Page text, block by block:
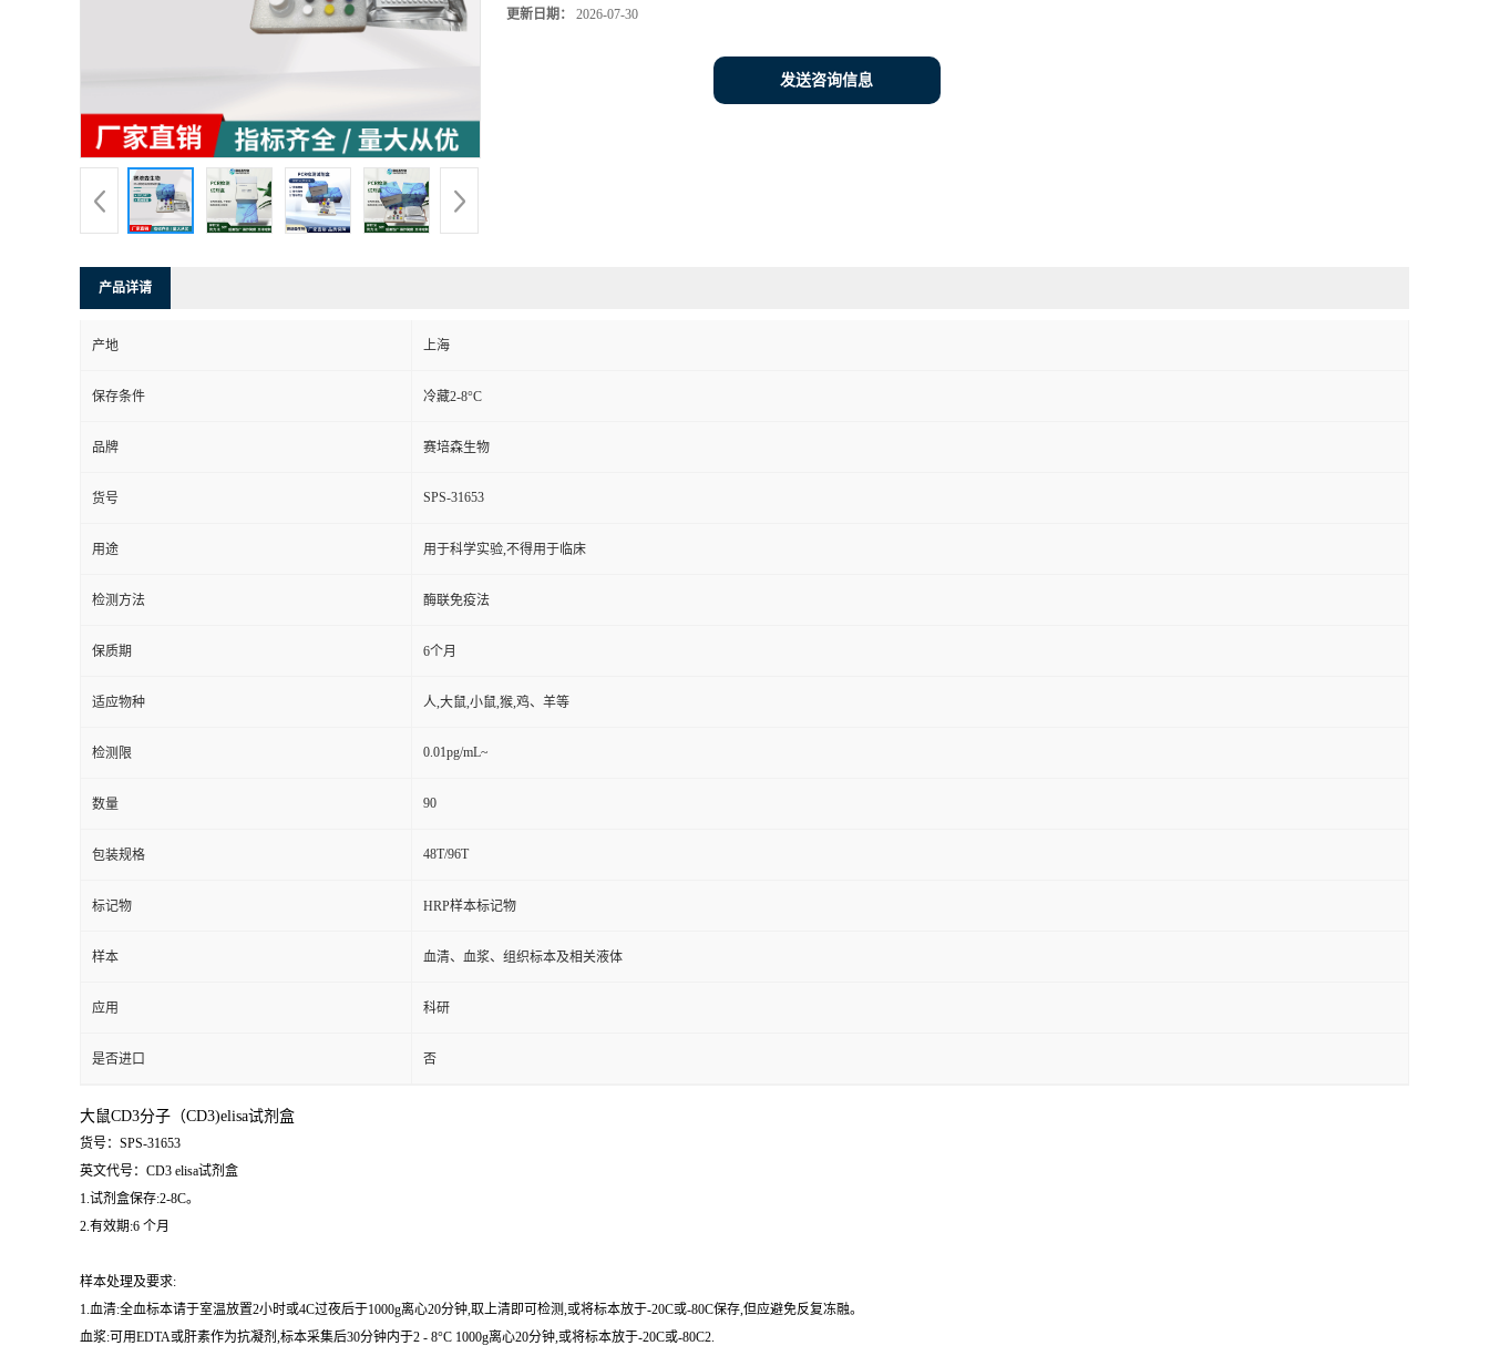
更新日期： 2026-07-30
发送咨询信息
产品详请
产地 上海
保存条件 冷藏2-8°C
品牌 赛培森生物
货号 SPS-31653
用途 用于科学实验,不得用于临床
检测方法 酶联免疫法
保质期 6个月
适应物种 人,大鼠,小鼠,猴,鸡、羊等
检测限 0.01pg/mL~
数量 90
包装规格 48T/96T
标记物 HRP样本标记物
样本 血清、血浆、组织标本及相关液体
应用 科研
是否进口 否
大鼠CD3分子（CD3)elisa试剂盒
货号：SPS-31653
英文代号：CD3 elisa试剂盒
1.试剂盒保存:2-8C。
2.有效期:6 个月
样本处理及要求:
1.血清:全血标本请于室温放置2小时或4C过夜后于1000g离心20分钟,取上清即可检测,或将标本放于-20C或-80C保存,但应避免反复冻融。
血浆:可用EDTA或肝素作为抗凝剂,标本采集后30分钟内于2 - 8°C 1000g离心20分钟,或将标本放于-20C或-80C2.